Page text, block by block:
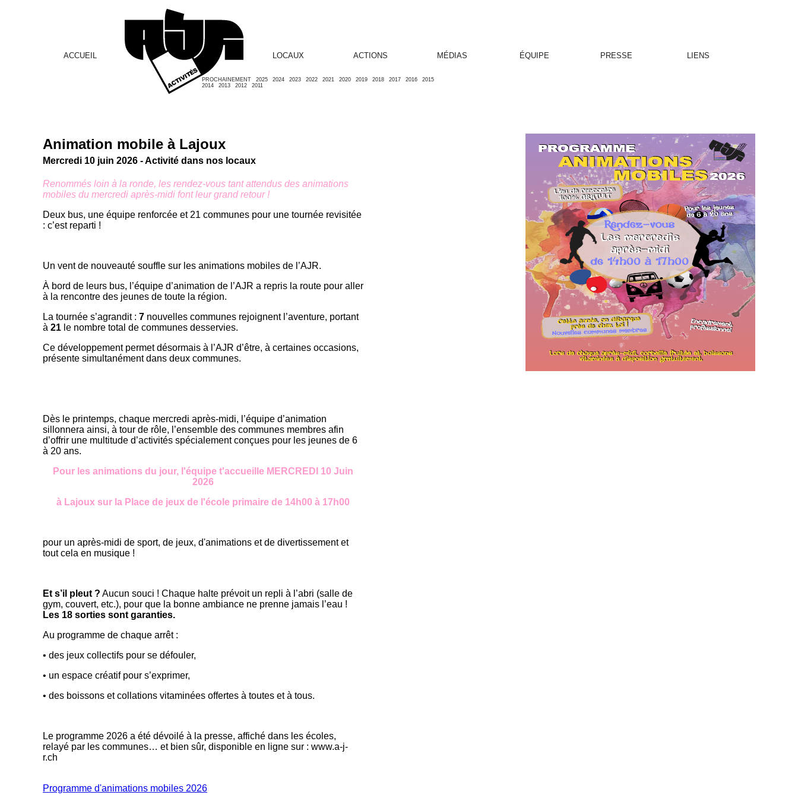
ACCUEIL
PROCHAINEMENT 2025 2024 2023 2022 2021 2020 2019 2018 2017 2016
2015
2014
2013 2012 2011
LOCAUX ACTIONS MÉDIAS ÉQUIPE PRESSE LIENS
Animation mobile à Lajoux
Mercredi 10 juin 2026 - Activité dans nos locaux
Renommés loin à la ronde, les rendez-vous tant attendus des animations
mobiles du mercredi après-midi font leur grand retour !
Deux bus, une équipe renforcée et 21 communes pour une tournée revisitée
: c’est reparti !
Un vent de nouveauté souffle sur les animations mobiles de l’AJR.
À bord de leurs bus, l’équipe d’animation de l’AJR a repris la route pour aller
à la rencontre des jeunes de toute la région.
La tournée s’agrandit : 7 nouvelles communes rejoignent l’aventure, portant
à 21 le nombre total de communes desservies.
Ce développement permet désormais à l’AJR d’être, à certaines occasions,
présente simultanément dans deux communes.
Dès le printemps, chaque mercredi après-midi, l’équipe d’animation
sillonnera ainsi, à tour de rôle, l’ensemble des communes membres afin
d’offrir une multitude d’activités spécialement conçues pour les jeunes de 6
à 20 ans.
Pour les animations du jour, l'équipe t'accueille MERCREDI 10 Juin
2026
à Lajoux sur la Place de jeux de l'école primaire de 14h00 à 17h00
pour un après-midi de sport, de jeux, d'animations et de divertissement et
tout cela en musique !
Et s’il pleut ? Aucun souci ! Chaque halte prévoit un repli à l’abri (salle de
gym, couvert, etc.), pour que la bonne ambiance ne prenne jamais l’eau !
Les 18 sorties sont garanties.
Au programme de chaque arrêt :
• des jeux collectifs pour se défouler,
• un espace créatif pour s’exprimer,
• des boissons et collations vitaminées offertes à toutes et à tous.
Le programme 2026 a été dévoilé à la presse, affiché dans les écoles,
relayé par les communes… et bien sûr, disponible en ligne sur : www.a-j-
r.ch
Programme d'animations mobiles 2026